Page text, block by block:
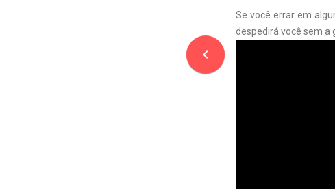
navigate_before
Se você errar em
despedirá você sem a